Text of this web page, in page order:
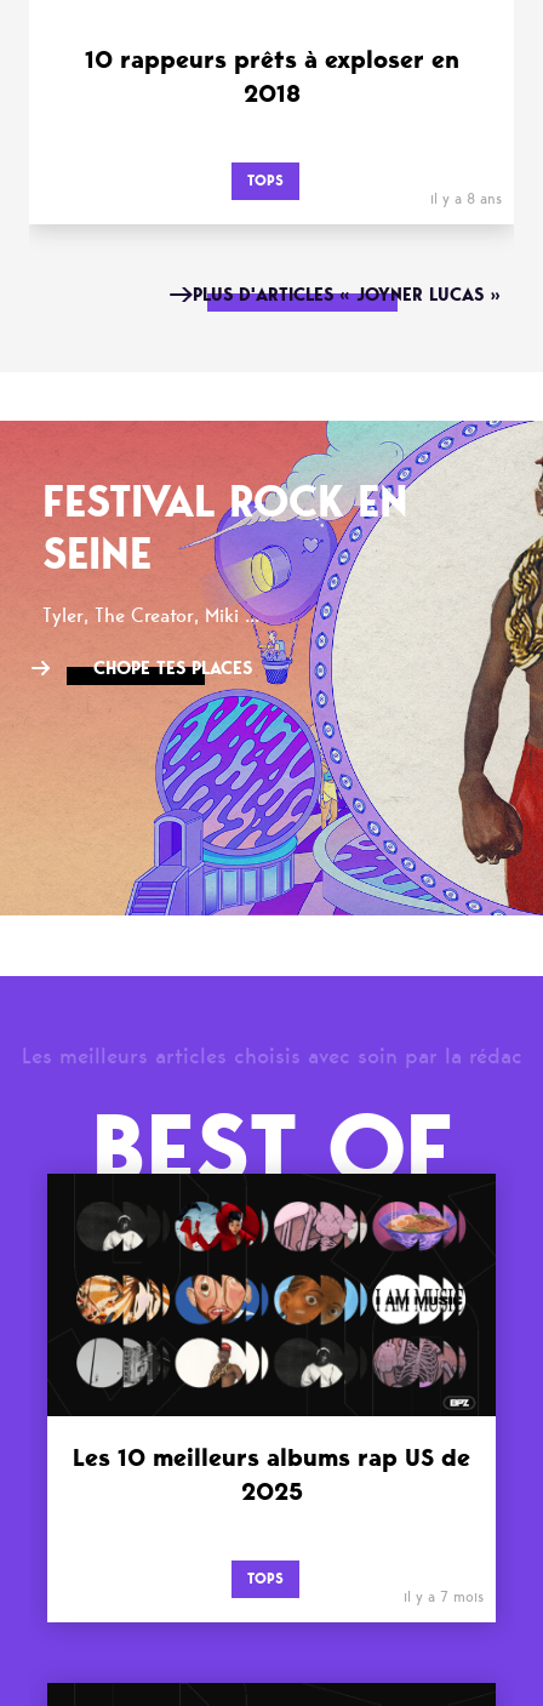
10 rappeurs prêts à exploser en
2018
TOPS
il y a 8 ans
PLUS D'ARTICLES « JOYNER LUCAS »
FESTIVAL ROCK EN
SEINE
Tyler, The Creator, Miki ...
CHOPE TES PLACES
Les meilleurs articles choisis avec soin par la rédac
BEST OF
Les 10 meilleurs albums rap US de
2025
TOPS
il y a 7 mois